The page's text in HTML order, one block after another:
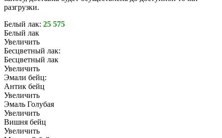
разгрузки.
Белый лак: 25 575
Белый лак
Увеличить
Бесцветный лак:
Бесцветный лак
Увеличить
Эмали бейц:
Антик бейц
Увеличить
Эмаль Голубая
Увеличить
Вишня бейц
Увеличить